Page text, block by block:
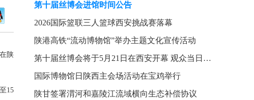
陕
15
第十届丝博会进馆时间公告
2026国际篮联三人篮球西安挑战赛落幕
陕港高铁“流动博物馆”举办主题文化宣传活动
第十届丝博会将于5月21日在西安开幕 观众当日11时
国际博物馆日陕西主会场活动在宝鸡举行
陕甘签署渭河和嘉陵江流域横向生态补偿协议